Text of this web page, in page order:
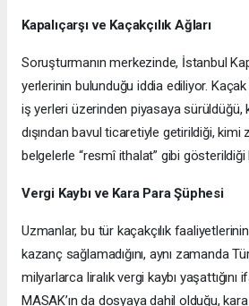
Kapalıçarşı ve Kaçakçılık Ağları
Soruşturmanın merkezinde, İstanbul
yerlerinin bulunduğu iddia ediliyor. Kaçak
iş yerleri üzerinden piyasaya sürüldüğü,
dışından bavul ticaretiyle getirildiği,
belgelerle “resmî ithalat” gibi gösterildiği
Vergi Kaybı ve Kara Para Şüphesi
Uzmanlar, bu tür kaçakçılık
kazanç sağlamadığını, aynı zamanda
milyarlarca liralık vergi kaybı yaşattığını
MASAK’ın da dosyaya dahil olduğu,